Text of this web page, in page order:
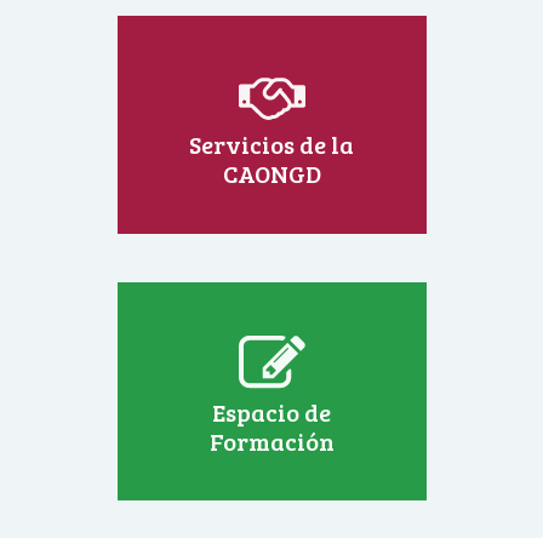
Servicios de la
CAONGD
Espacio de
Formación